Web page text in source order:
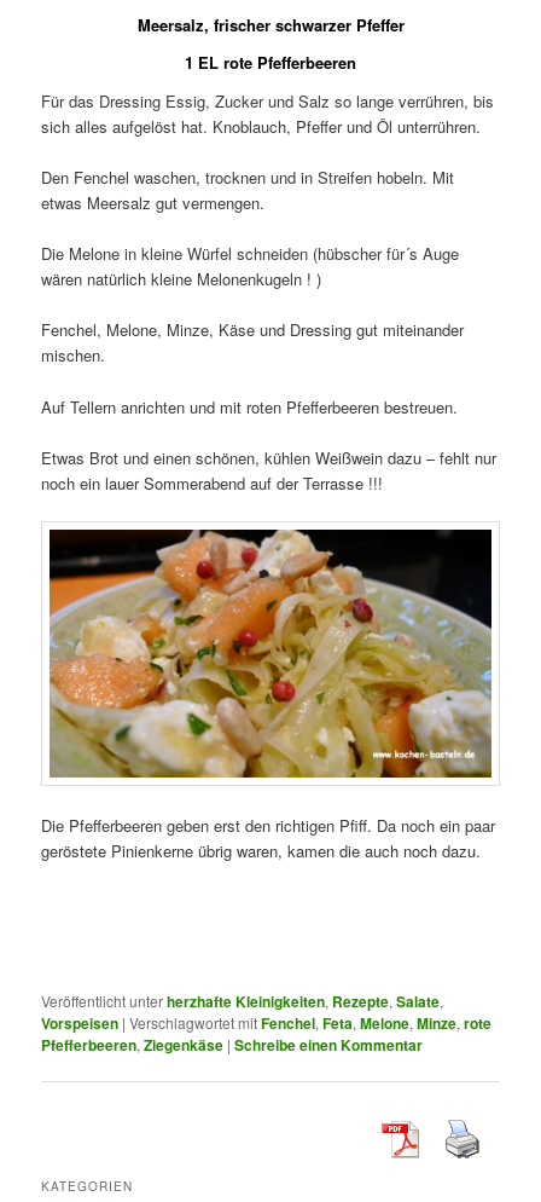
Meersalz, frischer schwarzer Pfeffer
1 EL rote Pfefferbeeren
Für das Dressing Essig, Zucker und Salz so lange verrühren, bis
sich alles aufgelöst hat. Knoblauch, Pfeffer und Öl unterrühren.
Den Fenchel waschen, trocknen und in Streifen hobeln. Mit
etwas Meersalz gut vermengen.
Die Melone in kleine Würfel schneiden (hübscher für´s Auge
wären natürlich kleine Melonenkugeln ! )
Fenchel, Melone, Minze, Käse und Dressing gut miteinander
mischen.
Auf Tellern anrichten und mit roten Pfefferbeeren bestreuen.
Etwas Brot und einen schönen, kühlen Weißwein dazu – fehlt nur
noch ein lauer Sommerabend auf der Terrasse !!!
Die Pfefferbeeren geben erst den richtigen Pfiff. Da noch ein paar
geröstete Pinienkerne übrig waren, kamen die auch noch dazu.
Veröffentlicht unterherzhafte Kleinigkeiten, Rezepte,Salate,
Vorspeisen |Verschlagwortet mitFenchel,Feta,Melone,Minze,rote
Pfefferbeeren,Ziegenkäse |Schreibe einen Kommentar
KATEGORIEN